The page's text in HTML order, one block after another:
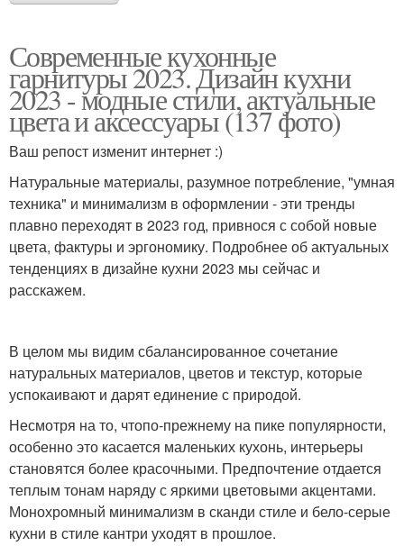
Современные кухонные
гарнитуры 2023. Дизайн кухни
2023 - модные стили, актуальные
цвета и аксессуары (137 фото)
Ваш репост изменит интернет :)
Натуральные материалы, разумное потребление, "умная
техника" и минимализм в оформлении - эти тренды
плавно переходят в 2023 год, привнося с собой новые
цвета, фактуры и эргономику. Подробнее об актуальных
тенденциях в дизайне кухни 2023 мы сейчас и
расскажем.
В целом мы видим сбалансированное сочетание
натуральных материалов, цветов и текстур, которые
успокаивают и дарят единение с природой.
Несмотря на то, чтопо-прежнему на пике популярности,
особенно это касается маленьких кухонь, интерьеры
становятся более красочными. Предпочтение отдается
теплым тонам наряду с яркими цветовыми акцентами.
Монохромный минимализм в сканди стиле и бело-серые
кухни в стиле кантри уходят в прошлое.